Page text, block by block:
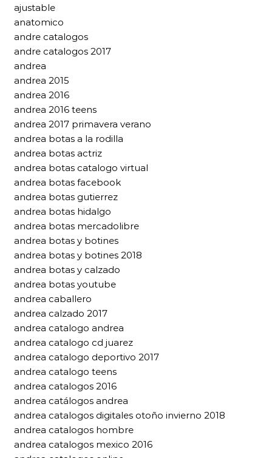
ajustable
anatomico
andre catalogos
andre catalogos 2017
andrea
andrea 2015
andrea 2016
andrea 2016 teens
andrea 2017 primavera verano
andrea botas a la rodilla
andrea botas actriz
andrea botas catalogo virtual
andrea botas facebook
andrea botas gutierrez
andrea botas hidalgo
andrea botas mercadolibre
andrea botas y botines
andrea botas y botines 2018
andrea botas y calzado
andrea botas youtube
andrea caballero
andrea calzado 2017
andrea catalogo andrea
andrea catalogo cd juarez
andrea catalogo deportivo 2017
andrea catalogo teens
andrea catalogos 2016
andrea catálogos andrea
andrea catalogos digitales otoño invierno 2018
andrea catalogos hombre
andrea catalogos mexico 2016